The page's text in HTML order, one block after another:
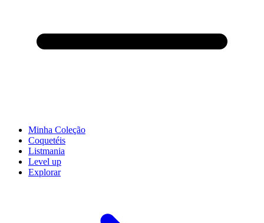
Minha Coleção
Coquetéis
Listmania
Level up
Explorar